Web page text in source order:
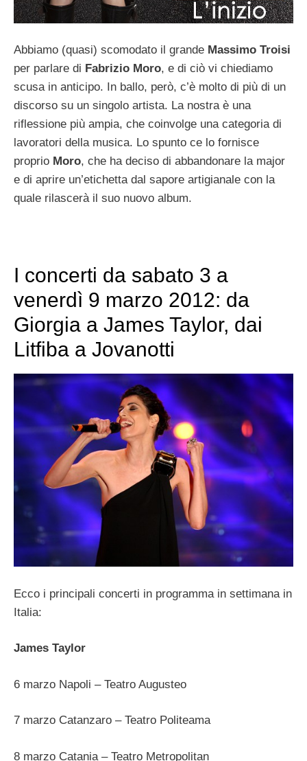
Abbiamo (quasi) scomodato il grande Massimo Troisi
per parlare di Fabrizio Moro, e di ciò vi chiediamo
scusa in anticipo. In ballo, però, c’è molto di più di un
discorso su un singolo artista. La nostra è una
riflessione più ampia, che coinvolge una categoria di
lavoratori della musica. Lo spunto ce lo fornisce
proprio Moro, che ha deciso di abbandonare la major
e di aprire un’etichetta dal sapore artigianale con la
quale rilascerà il suo nuovo album.
I concerti da sabato 3 a
venerdì 9 marzo 2012: da
Giorgia a James Taylor, dai
Litfiba a Jovanotti
Ecco i principali concerti in programma in settimana in
Italia:
James Taylor
6 marzo Napoli – Teatro Augusteo
7 marzo Catanzaro – Teatro Politeama
8 marzo Catania – Teatro Metropolitan